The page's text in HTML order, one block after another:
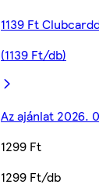
1139 Ft
(1139 Ft/db)
Az ajánlat 2026.
1299 Ft
1299 Ft/db